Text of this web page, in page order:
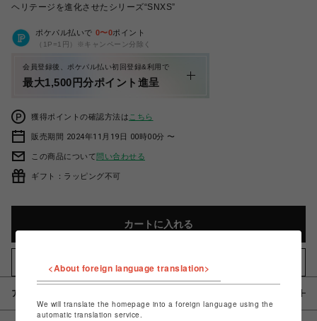
ヘリテージを進化させたシリーズ“SNXS”
ポケパル払いで 0〜0ポイント
（1P=1円）※キャンペーン分除く
会員登録後、ポケパル払い初回登録&利用で
最大1,500円分ポイント進呈
獲得ポイントの確認方法は こちら
販売期間 2024年11月19日 00時00分 〜
この商品について問い合わせる
ギフト：ラッピング不可
カートに入れる
アイテム説明 / 素材
<About foreign language translation>
We will translate the homepage into a foreign language using the
automatic translation service.